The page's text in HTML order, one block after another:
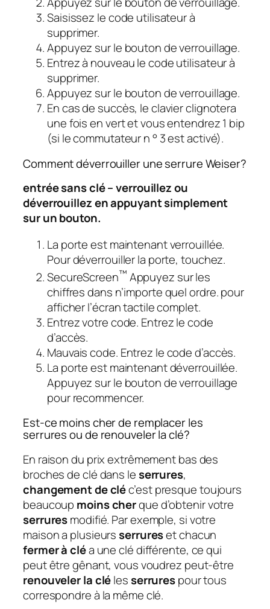
Saisissez le code utilisateur à
supprimer.
Appuyez sur le bouton de verrouillage.
Entrez à nouveau le code utilisateur à
supprimer.
Appuyez sur le bouton de verrouillage.
En cas de succès, le clavier clignotera
une fois en vert et vous entendrez 1 bip
(si le commutateur n ° 3 est activé).
Comment déverrouiller une serrure Weiser?
entrée sans clé – verrouillez ou
déverrouillez en appuyant simplement
sur un bouton.
La porte est maintenant verrouillée.
Pour déverrouiller la porte, touchez.
SecureScreen™ Appuyez sur les
chiffres dans n’importe quel ordre. pour
afficher l’écran tactile complet.
Entrez votre code. Entrez le code
d’accès.
Mauvais code. Entrez le code d’accès.
La porte est maintenant déverrouillée.
Appuyez sur le bouton de verrouillage
pour recommencer.
Est-ce moins cher de remplacer les
serrures ou de renouveler la clé?
En raison du prix extrêmement bas des
broches de clé dans leserrures,
changement de cléc’est presque toujours
beaucoup moins cherque d’obtenir votre
serruresmodifié. Par exemple, si votre
maison a plusieursserrureset chacun
fermer à cléa une clé différente, ce qui
peut être gênant, vous voudrez peut-être
renouveler la clélesserrurespour tous
correspondre à la même clé.